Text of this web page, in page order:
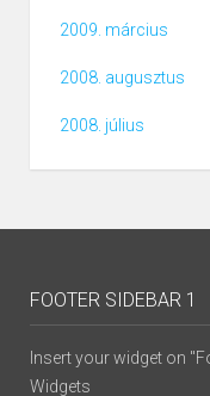
2009. március
2008. augusztus
2008. július
FOOTER SIDEBAR 1
Insert your widget on
Widgets